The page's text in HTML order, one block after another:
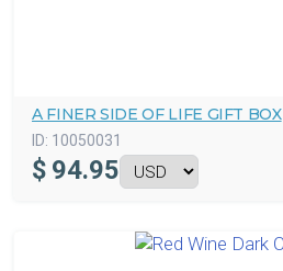
A FINER SIDE OF LIFE GIFT BOX
ID: 10050031
$ 94.95